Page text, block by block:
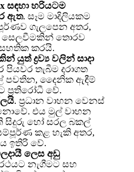
සඳහා හරියටම
ඇත. සෑම මාදිලියකම
ගැලපෙන අතර,
සෙලවීමකින් තොරව
කරයි.
යුත් ද්‍රව්‍ය වලින් සාදා
පියවර තැබීම දරාගත
පවතින, දෛනික ඇඳීම්
ප්‍රතිරෝධී වේ.
. ප්‍රධාන වාහන වෙනස්
එය මුල් වාහන
සිදුරු හෝ සරල බකල්
කළ හැකි අතර,
ඉතිරි වේ.
ලෙස අඩු
නැගීමට සහ